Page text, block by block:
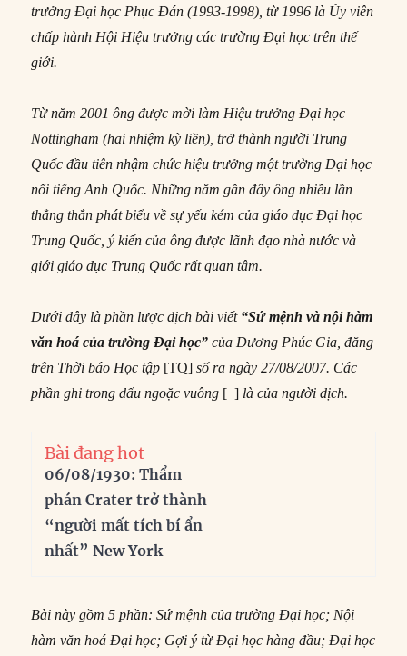
trưởng Đại học Phục Đán (1993-1998), từ 1996 là Ủy viên
chấp hành Hội Hiệu trưởng các trường Đại học trên thế
giới.
Từ năm 2001 ông được mời làm Hiệu trưởng Đại học
Nottingham (hai nhiệm kỳ liền), trở thành người Trung
Quốc đầu tiên nhậm chức hiệu trưởng một trường Đại học
nổi tiếng Anh Quốc. Những năm gần đây ông nhiều lần
thẳng thắn phát biểu về sự yếu kém của giáo dục Đại học
Trung Quốc, ý kiến của ông được lãnh đạo nhà nước và
giới giáo dục Trung Quốc rất quan tâm.
Dưới đây là phần lược dịch bài viết “Sứ mệnh và nội hàm
văn hoá của trường Đại học” của Dương Phúc Gia, đăng
trên Thời báo Học tập [TQ]số ra ngày 27/08/2007. Các
phần ghi trong dấu ngoặc vuông [ ] là của người dịch.
Bài đang hot
06/08/1930: Thẩm
phán Crater trở thành
“người mất tích bí ẩn
nhất” New York
Bài này gồm 5 phần: Sứ mệnh của trường Đại học; Nội
hàm văn hoá Đại học; Gợi ý từ Đại học hàng đầu; Đại học